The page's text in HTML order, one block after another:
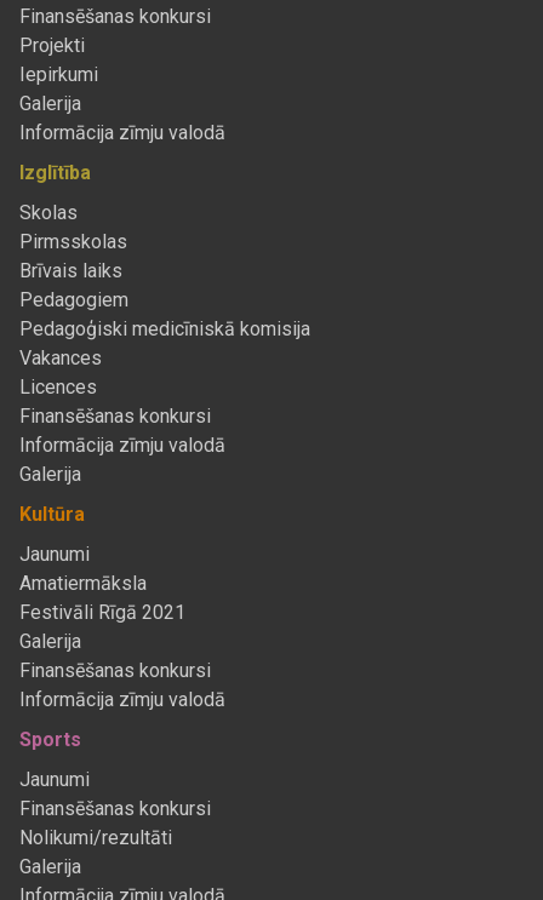
Finansēšanas konkursi
Projekti
Iepirkumi
Galerija
Informācija zīmju valodā
Izglītība
Skolas
Pirmsskolas
Brīvais laiks
Pedagogiem
Pedagoģiski medicīniskā komisija
Vakances
Licences
Finansēšanas konkursi
Informācija zīmju valodā
Galerija
Kultūra
Jaunumi
Amatiermāksla
Festivāli Rīgā 2021
Galerija
Finansēšanas konkursi
Informācija zīmju valodā
Sports
Jaunumi
Finansēšanas konkursi
Nolikumi/rezultāti
Galerija